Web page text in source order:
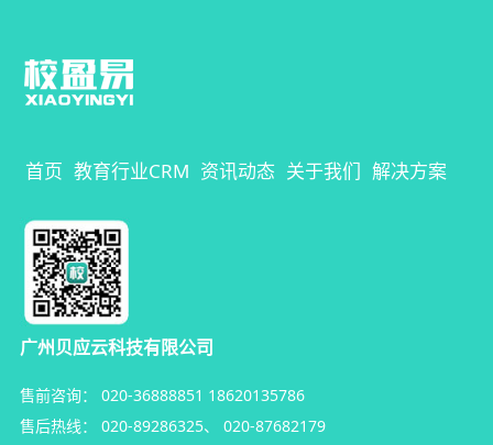
首页 教育行业CRM 资讯动态 关于我们 解决方案
广州贝应云科技有限公司
售前咨询： 020-36888851 18620135786
售后热线：
020-89286325、 020-87682179